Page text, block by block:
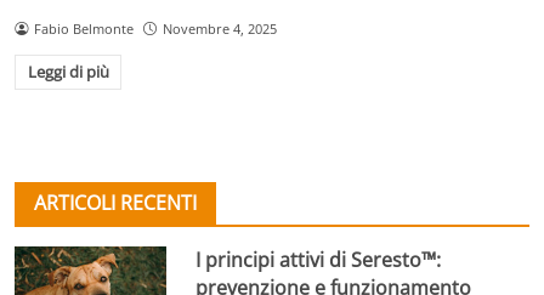
Fabio Belmonte Novembre 4, 2025
Leggi di più
ARTICOLI RECENTI
I principi attivi di Seresto™:
prevenzione e funzionamento